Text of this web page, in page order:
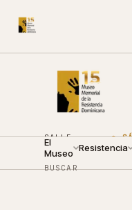
CALLE
ARZOBISPO
NOUEL 210
●
El
Museo Resistencia
BUSCAR